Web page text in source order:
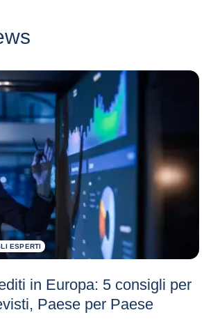
ESPERTI
in Europa: 5 consigli per
Paese per Paese